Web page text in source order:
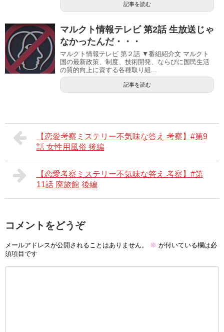
記事を読む
マルクト情報テレビ 第2話 生放送じゃ
なかったんだ・・・
マルクト情報テレビ 第２話 ▼番組紹介文 マルクト
国の最新政策、制度、技術開発、ならびに国民生活
の質的向上に資する各種取り組...
記事を読む
【恋愛考察ミステリー不気味な答え 考察】#第9
話 女性用風俗 後編
【恋愛考察ミステリー不気味な答え 考察】#第
11話 廃旅館 後編
コメントをどうぞ
メールアドレスが公開されることはありません。 ※ が付いている欄は必
須項目です